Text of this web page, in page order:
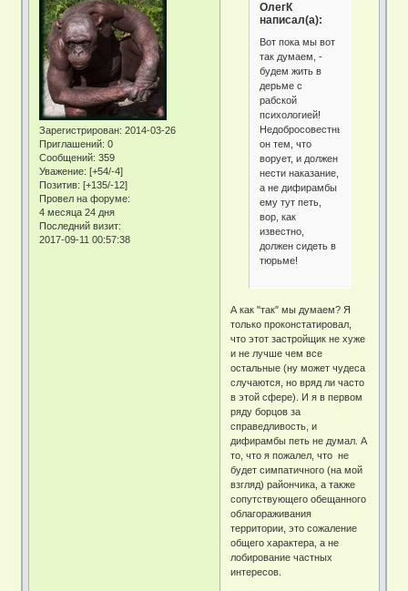
Зарегистрирован: 2014-03-26
Приглашений: 0
Сообщений: 359
Уважение: [+54/-4]
Позитив: [+135/-12]
Провел на форуме:
4 месяца 24 дня
Последний визит:
2017-09-11 00:57:38
ОлегК
написал(а):
Вот пока мы вот
так думаем, -
будем жить в
дерьме с
рабской
психологией!
Недобросовестный
он тем, что
ворует, и должен
нести наказание,
а не дифирамбы
ему тут петь,
вор, как
известно,
должен сидеть в
тюрьме!
А как "так" мы думаем? Я
только проконстатировал,
что этот застройщик не хуже
и не лучше чем все
остальные (ну может чудеса
случаются, но вряд ли часто
в этой сфере). И я в первом
ряду борцов за
справедливость, и
дифирамбы петь не думал. А
то, что я пожалел, что не
будет симпатичного (на мой
взгляд) райончика, а также
сопутствующего обещанного
облагораживания
территории, это сожаление
общего характера, а не
лобирование частных
интересов.